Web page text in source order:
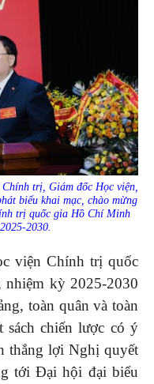
trị, Giám đốc Học viện,
biểu khai mạc, chào mừng
trị quốc gia Hồ Chí Minh
2030.
viện Chính trị quốc
kỳ 2025-2030
toàn quân và toàn
sách chiến lược có ý
thắng lợi Nghị quyết
tới Đại hội đại biểu